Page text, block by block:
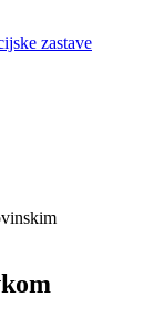
zastave